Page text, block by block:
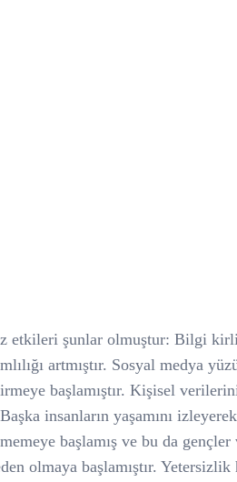
etkileri şunlar olmuştur: Bilgi
artmıştır. Sosyal medya
başlamıştır. Kişisel
insanların yaşamını
başlamış ve bu da
olmaya başlamıştır. Yetersizlik